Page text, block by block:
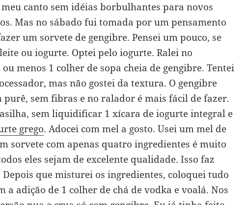
canto sem idéias borbulhantes para novos
Mas no sábado fui tomada por um pensamento
um sorvete de gengibre. Pensei um pouco, se
ou iogurte. Optei pelo iogurte. Ralei no
menos 1 colher de sopa cheia de gengibre. Tentei
mas não gostei da textura. O gengibre
sem fibras e no ralador é mais fácil de fazer.
sem liquidificar 1 xícara de iogurte integral e
grego. Adocei com mel a gosto. Usei um mel de
sorvete com apenas quatro ingredientes é muito
eles sejam de excelente qualidade. Isso faz
que misturei os ingredientes, coloquei tudo
a adição de 1 colher de chá de vodka e voalá. Nos